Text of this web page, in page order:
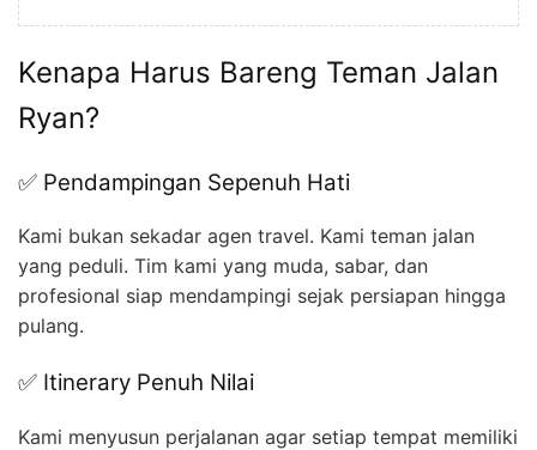
Kenapa Harus Bareng Teman Jalan
Ryan?
✅ Pendampingan Sepenuh Hati
Kami bukan sekadar agen travel. Kami teman jalan
yang peduli. Tim kami yang muda, sabar, dan
profesional siap mendampingi sejak persiapan hingga
pulang.
✅ Itinerary Penuh Nilai
Kami menyusun perjalanan agar setiap tempat memiliki